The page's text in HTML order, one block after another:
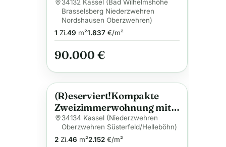
Küche
34132 Kassel (Bad Wilhelmshöhe
Brasselsberg Niederzwehren
Nordshausen Oberzwehren)
1 Zi.49 m²1.837€/m²
90.000 €
Anzeige
(R)eserviert!Kompakte
Zweizimmerwohnung mit
Balkon, Kellerraum
34134 Kassel (Niederzwehren
Oberzwehren Süsterfeld/Helleböhn)
2Zi.46 m²2.152€/m²